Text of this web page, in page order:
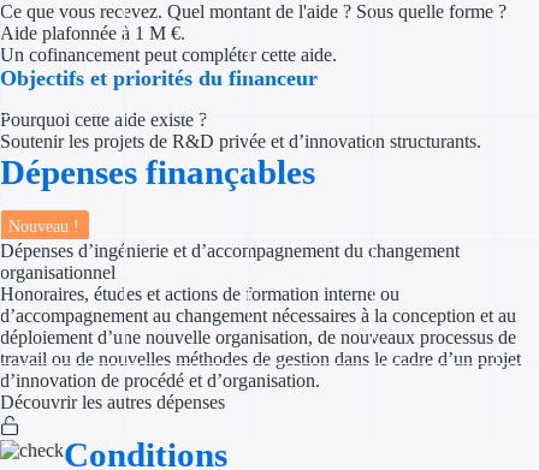
Aides Fiscales et
Exonération
Prêts publics
Ce que vous recevez. Quel montant de l'aide ? Sous quelle forme ?
Aide plafonnée à 1 M €.
Un cofinancement peut compléter cette aide.
Objectifs et priorités du financeur
Pourquoi cette aide existe ?
Soutenir les projets de R&D privée et d’innovation structurants.
Dépenses finançables
Nouveau !
Dépenses d’ingénierie et d’accompagnement du changement
organisationnel
Honoraires, études et actions de formation interne ou
d’accompagnement au changement nécessaires à la conception et au
déploiement d’une nouvelle organisation, de nouveaux processus de
travail ou de nouvelles méthodes de gestion dans le cadre d’un projet
d’innovation de procédé et d’organisation.
Découvrir les autres dépenses
Conditions